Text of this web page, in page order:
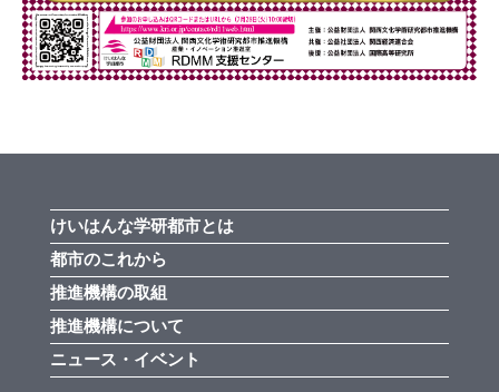
けいはんな学研都市とは
都市のこれから
推進機構の取組
推進機構について
ニュース・イベント